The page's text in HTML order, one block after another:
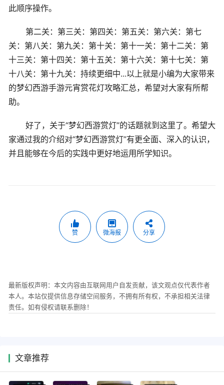
此顺序操作。
第二关：第三关：第四关：第五关：第六关：第七
关：第八关：第九关：第十关：第十一关：第十二关：第
十三关：第十四关：第十五关：第十六关：第十七关：第
十八关：第十九关：持续更细中...以上就是小编为大家带来
的梦幻西游手游元宵赏花灯攻略汇总，希望对大家有所帮
助。
好了，关于“梦幻西游赏灯”的话题就到这里了。希望大
家通过我的介绍对“梦幻西游赏灯”有更全面、深入的认识，
并且能够在今后的实践中更好地运用所学知识。
赞 微海报 分享
最新版权声明：本文内容由互联网用户自发贡献，该文观点仅代表作者
本人。本站仅提供信息存储空间服务，不拥有所有权，不承担相关法律
责任。如有侵权请联系删除！
文章推荐